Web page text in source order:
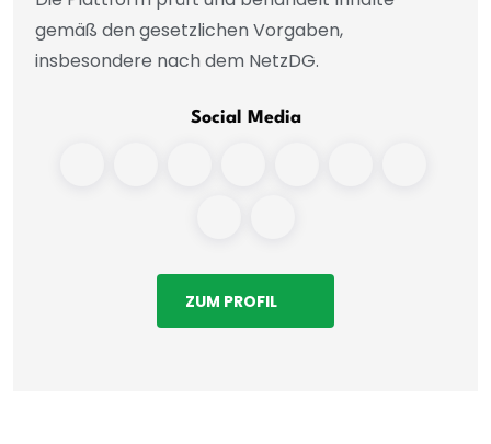
gemäß den gesetzlichen Vorgaben,
insbesondere nach dem NetzDG.
Social Media
ZUM PROFIL